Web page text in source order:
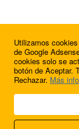
© 2009 - 2026
Utilizamos
de Google
cookies solo se
botón de Aceptar.
Rechazar. Más